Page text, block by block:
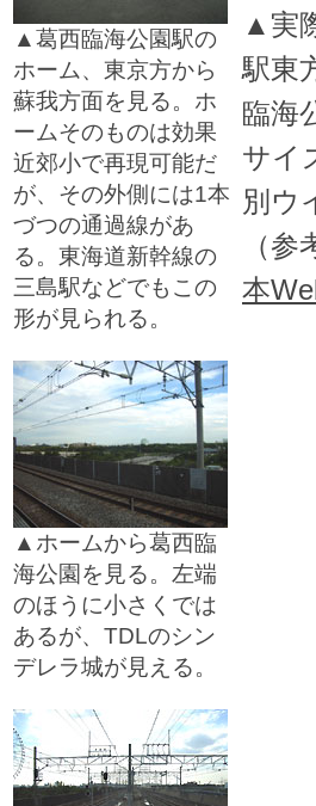
▲葛西臨海公園駅の
ホーム、東京方から
蘇我方面を見る。ホ
ームそのものは効果
近郊小で再現可能だ
が、その外側には1本
づつの通過線があ
る。東海道新幹線の
三島駅などでもこの
形が見られる。
▲ホームから葛西臨
海公園を見る。左端
のほうに小さくでは
あるが、TDLのシン
デレラ城が見える。
▲実
駅東
臨海
サイ
別ウ
（
本